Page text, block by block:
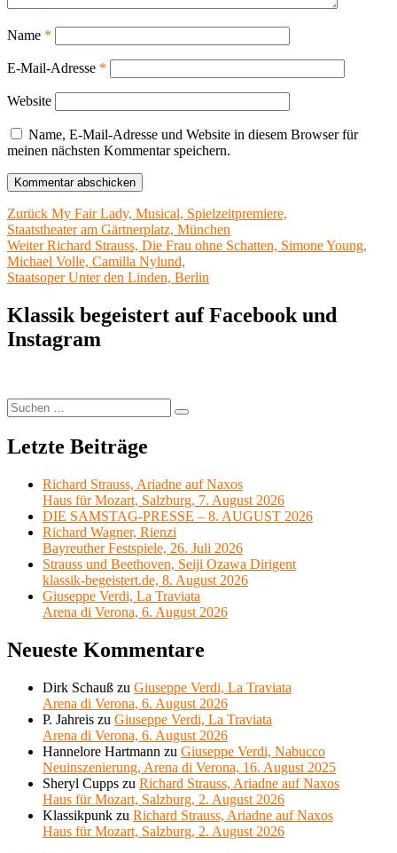
Name *
E-Mail-Adresse *
Website
Name, E-Mail-Adresse und Website in diesem Browser für
meinen nächsten Kommentar speichern.
Beitragsnavigation
Zurück Vorheriger
Beitrag:
My Fair Lady, Musical, Spielzeitpremiere,
Staatstheater am Gärtnerplatz, München
Weiter Nächster
Beitrag:
Richard Strauss, Die Frau ohne Schatten, Simone Young,
Michael Volle, Camilla Nylund,
Staatsoper Unter den Linden, Berlin
Klassik begeistert auf Facebook und
Instagram
Suchen
nach:
Suchen
Letzte Beiträge
Richard Strauss, Ariadne auf Naxos
Haus für Mozart, Salzburg, 7. August 2026
DIE SAMSTAG-PRESSE – 8. AUGUST 2026
Richard Wagner, Rienzi
Bayreuther Festspiele, 26. Juli 2026
Strauss und Beethoven, Seiji Ozawa Dirigent
klassik-begeistert.de, 8. August 2026
Giuseppe Verdi, La Traviata
Arena di Verona, 6. August 2026
Neueste Kommentare
Dirk Schauß zu Giuseppe Verdi, La Traviata
Arena di Verona, 6. August 2026
P. Jahreis zu Giuseppe Verdi, La Traviata
Arena di Verona, 6. August 2026
Hannelore Hartmann zu Giuseppe Verdi, Nabucco
Neuinszenierung, Arena di Verona, 16. August 2025
Sheryl Cupps zu Richard Strauss, Ariadne auf Naxos
Haus für Mozart, Salzburg, 2. August 2026
Klassikpunk zu Richard Strauss, Ariadne auf Naxos
Haus für Mozart, Salzburg, 2. August 2026